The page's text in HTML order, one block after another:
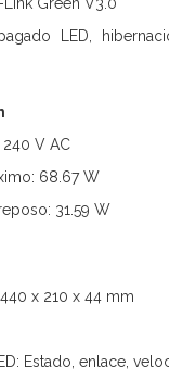
LED,
240 V AC
68.67 W
31.59 W
x 210 x 44 mm
Estado, enlace,